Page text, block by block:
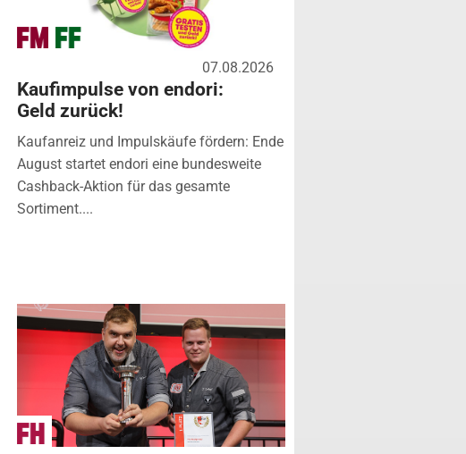
07.08.2026
Kaufimpulse von endori:
Geld zurück!
Kaufanreiz und Impulskäufe fördern: Ende
August startet endori eine bundesweite
Cashback-Aktion für das gesamte
Sortiment....